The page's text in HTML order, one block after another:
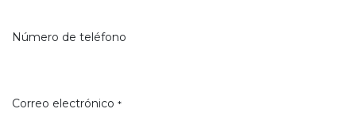
Número de teléfono
Correo electrónico *